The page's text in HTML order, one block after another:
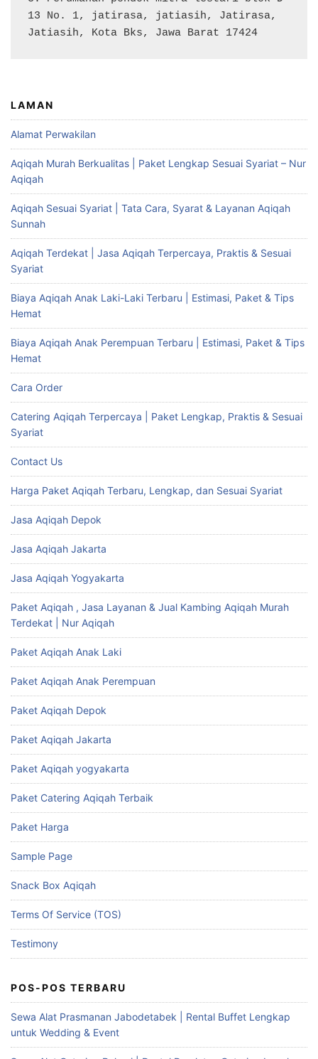
13 No. 1, jatirasa, jatiasih, Jatirasa,
Jatiasih, Kota Bks, Jawa Barat 17424
LAMAN
Alamat Perwakilan
Aqiqah Murah Berkualitas | Paket Lengkap Sesuai Syariat – Nur
Aqiqah
Aqiqah Sesuai Syariat | Tata Cara, Syarat & Layanan Aqiqah
Sunnah
Aqiqah Terdekat | Jasa Aqiqah Terpercaya, Praktis & Sesuai
Syariat
Biaya Aqiqah Anak Laki-Laki Terbaru | Estimasi, Paket & Tips
Hemat
Biaya Aqiqah Anak Perempuan Terbaru | Estimasi, Paket & Tips
Hemat
Cara Order
Catering Aqiqah Terpercaya | Paket Lengkap, Praktis & Sesuai
Syariat
Contact Us
Harga Paket Aqiqah Terbaru, Lengkap, dan Sesuai Syariat
Jasa Aqiqah Depok
Jasa Aqiqah Jakarta
Jasa Aqiqah Yogyakarta
Paket Aqiqah , Jasa Layanan & Jual Kambing Aqiqah Murah
Terdekat | Nur Aqiqah
Paket Aqiqah Anak Laki
Paket Aqiqah Anak Perempuan
Paket Aqiqah Depok
Paket Aqiqah Jakarta
Paket Aqiqah yogyakarta
Paket Catering Aqiqah Terbaik
Paket Harga
Sample Page
Snack Box Aqiqah
Terms Of Service (TOS)
Testimony
POS-POS TERBARU
Sewa Alat Prasmanan Jabodetabek | Rental Buffet Lengkap
untuk Wedding & Event